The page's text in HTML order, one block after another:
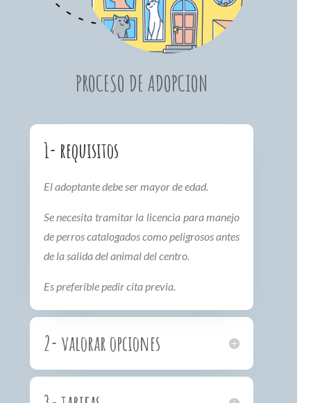
PROCESO DE ADOPCION
1- requisitos
El adoptante debe ser mayor de edad.
Se necesita tramitar la licencia para manejo
de perros catalogados como peligrosos antes
de la salida del animal del centro.
Es preferible pedir cita previa.
2- valorar opciones